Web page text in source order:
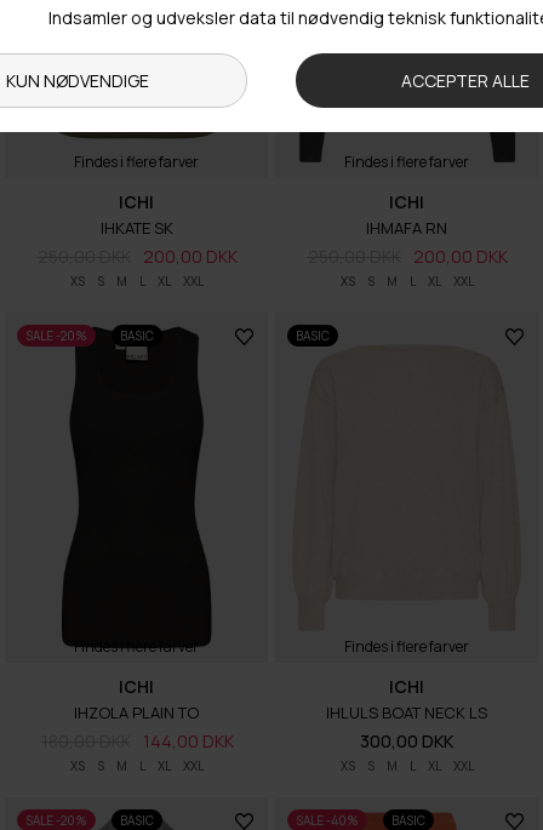
Findes i flere farver
XS S M L XL XXL
ICHI
IHKATE SK
200,00 DKK
Findes i flere farver
XS S M L XL XXL
ICHI
IHMAFA RN
200,00 DKK
SALE -20% BASIC
Findes i flere farver
XS S M L XL XXL
ICHI
IHZOLA PLAIN TO
144,00 DKK
BASIC
Findes i flere farver
XS S M L XL XXL
ICHI
IHLULS BOAT NECK LS
300,00 DKK
SALE -20% BASIC SALE -40% BASIC
kan til enhver tid trække dit samtykke tilbage.